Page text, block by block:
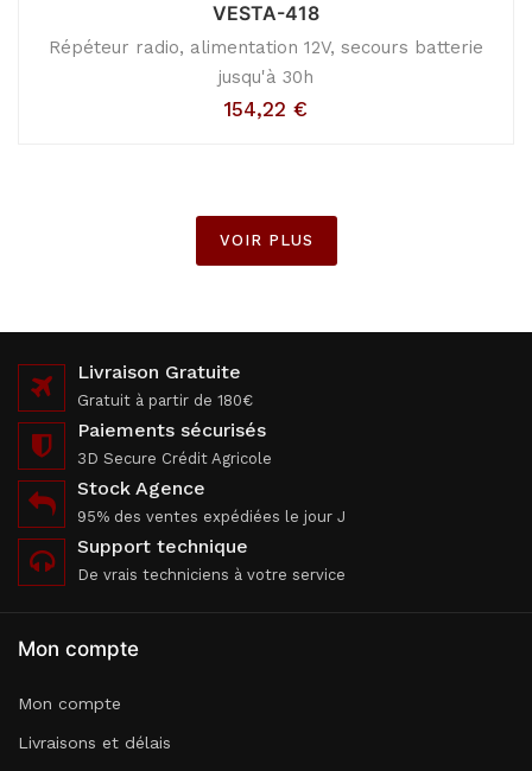
VESTA-418
Répéteur radio, alimentation 12V, secours batterie
jusqu'à 30h
154,22 €
VOIR PLUS
Livraison Gratuite
Gratuit à partir de 180€
Paiements sécurisés
3D Secure Crédit Agricole
Stock Agence
95% des ventes expédiées le jour J
Support technique
De vrais techniciens à votre service
Mon compte
Mon compte
Livraisons et délais